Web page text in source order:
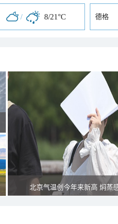
/ 8/21°C 德格
北京气温创今年来新高 焖蒸